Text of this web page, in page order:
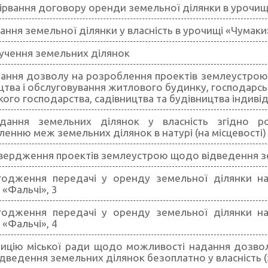
договору оренди земельної ділянки в
земельної ділянки у власність в урочищі
земельних ділянок
дозволу на розроблення проектів
і обслуговування житлового будинку,
господарства, садівництва та будівництва
земельних ділянок у власність згідно
меж земельних ділянок в натурі (на місцевості)
проектів землеустрою щодо відведення
передачі у оренду земельної ділянки на
3
передачі у оренду земельної ділянки на
4
міської ради щодо можливості надання
земельних ділянок безоплатно у